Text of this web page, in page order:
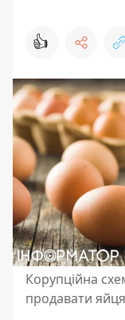
👍
Корупційна
продавати